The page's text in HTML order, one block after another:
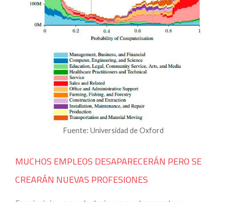
Fuente: Universidad de Oxford
MUCHOS EMPLEOS DESAPARECERÁN PERO SE
CREARÁN NUEVAS PROFESIONES